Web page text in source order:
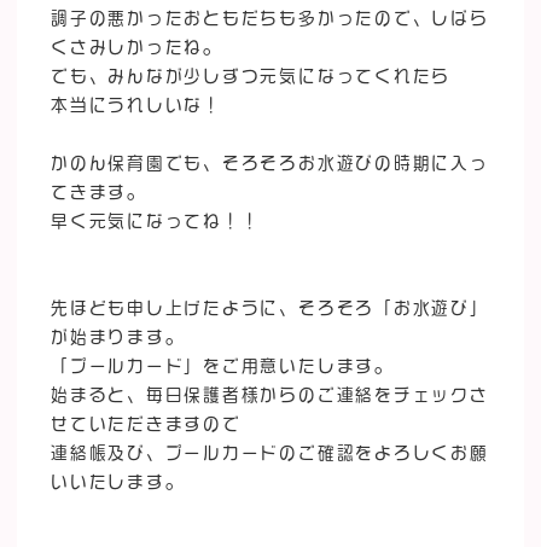
調子の悪かったおともだちも多かったので、しばら
くさみしかったね。
でも、みんなが少しずつ元気になってくれたら
本当にうれしいな！
かのん保育園でも、そろそろお水遊びの時期に入っ
てきます。
早く元気になってね！！
先ほども申し上げたように、そろそろ「お水遊び」
が始まります。
「プールカード」をご用意いたします。
始まると、毎日保護者様からのご連絡をチェックさ
せていただきますので
連絡帳及び、プールカードのご確認をよろしくお願
いいたします。